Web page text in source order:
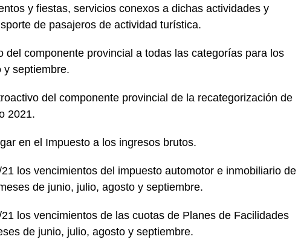
y fiestas, servicios conexos a dichas actividades y
de pasajeros de actividad turística.
del componente provincial a todas las categorías para los
y septiembre.
del componente provincial de la recategorización de
2021.
en el Impuesto a los ingresos brutos.
los vencimientos del impuesto automotor e inmobiliario de
de junio, julio, agosto y septiembre.
los vencimientos de las cuotas de Planes de Facilidades
de junio, julio, agosto y septiembre.